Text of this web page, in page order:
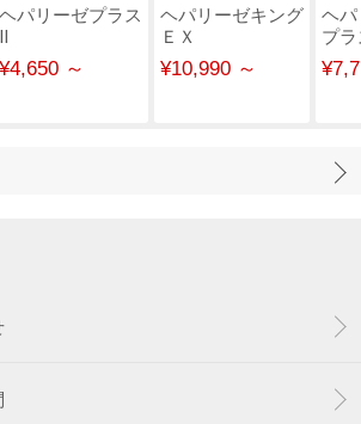
ヘパリーゼプラス
Ⅱ
¥4,650 ～
ヘパリーゼキング
ＥＸ
¥10,990 ～
ヘ
プ